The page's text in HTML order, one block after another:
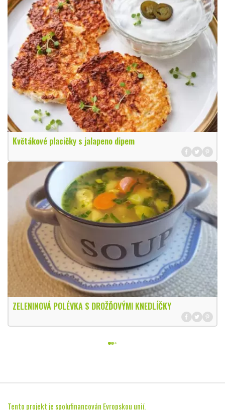
Květákové placičky s jalapeno dipem
ZELENINOVÁ POLÉVKA S DROŽĎOVÝMI KNEDLÍČKY
Tento projekt je spolufinancován Evropskou unií.